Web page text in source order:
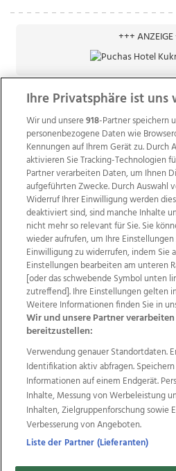
+++
Wir über uns Mediadaten
Datenschutz
Impressum
AGB Website
Ehrenkodex
Weitere Angebote des
TV1 di-mog-i.at
Life Radio
OÖNachrichten
OÖN Karriere
OÖN Reise
Regionaljobs
Ihre Privatsphäre ist uns
Wir und unsere918-Partner speichern
personenbezogene Daten wie
Kennungen auf Ihrem Gerät zu. Durch
aktivieren Sie Tracking-Technologien
Partner verarbeiten Daten, um Ihnen
aufgeführten Zwecke. Durch Auswahl
Widerruf Ihrer Einwilligung werden
deaktiviert sind, sind manche Inhalte
nicht mehr so relevant für Sie. Sie
wieder aufrufen, um Ihre
Einwilligung zu widerrufen, indem Sie
Einstellungen bearbeiten am unteren
[oder das schwebende Symbol unten
zutreffend]. Ihre Einstellungen gelten
Weitere Informationen finden Sie in
Wir und unsere Partner
bereitzustellen:
Verwendung genauer Standortdaten.
Identifikation aktiv abfragen.
Informationen auf einem Endgerät.
Inhalte, Messung von Werbeleistung
Inhalten, Zielgruppenforschung sowie
Verbesserung von Angeboten.
Liste der Partner (Lieferanten)